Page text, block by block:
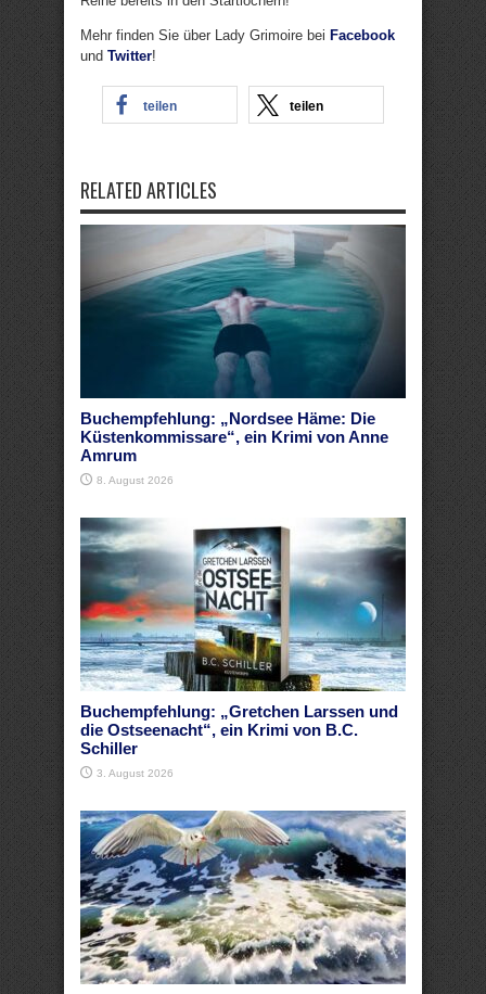
Mehr finden Sie über Lady Grimoire bei Facebook
und Twitter!
teilen teilen
RELATED ARTICLES
Buchempfehlung: „Nordsee Häme: Die
Küstenkommissare“, ein Krimi von Anne
Amrum
8. August 2026
Buchempfehlung: „Gretchen Larssen und
die Ostseenacht“, ein Krimi von B.C.
Schiller
3. August 2026